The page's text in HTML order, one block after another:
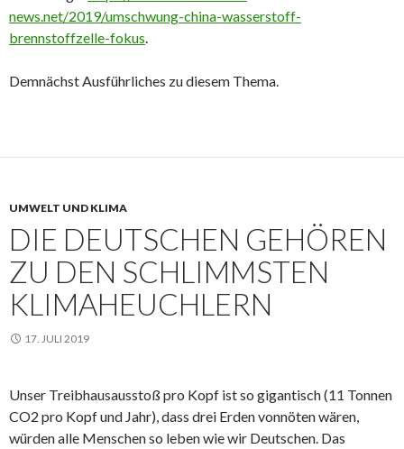
news.net/2019/umschwung-china-wasserstoff-
brennstoffzelle-fokus.
Demnächst Ausführliches zu diesem Thema.
UMWELT UND KLIMA
DIE DEUTSCHEN GEHÖREN
ZU DEN SCHLIMMSTEN
KLIMAHEUCHLERN
17. JULI 2019
Unser Treibhausausstoß pro Kopf ist so gigantisch (11 Tonnen
CO2 pro Kopf und Jahr), dass drei Erden vonnöten wären,
würden alle Menschen so leben wie wir Deutschen. Das